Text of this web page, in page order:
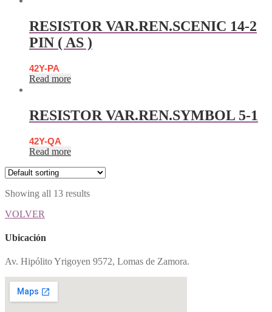
RESISTOR VAR.REN.SCENIC 14-2
PIN ( AS )
42Y-PA
Read more
RESISTOR VAR.REN.SYMBOL 5-1
42Y-QA
Read more
Showing all 13 results
VOLVER
Ubicación
Av. Hipólito Yrigoyen 9572, Lomas de Zamora.